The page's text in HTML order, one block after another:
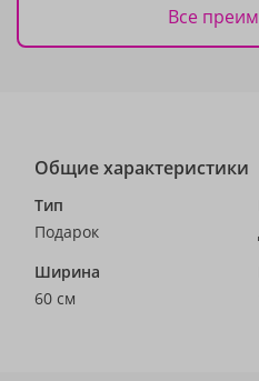
Все
Общие характеристики
Тип
Подарок
Ширина
60 см